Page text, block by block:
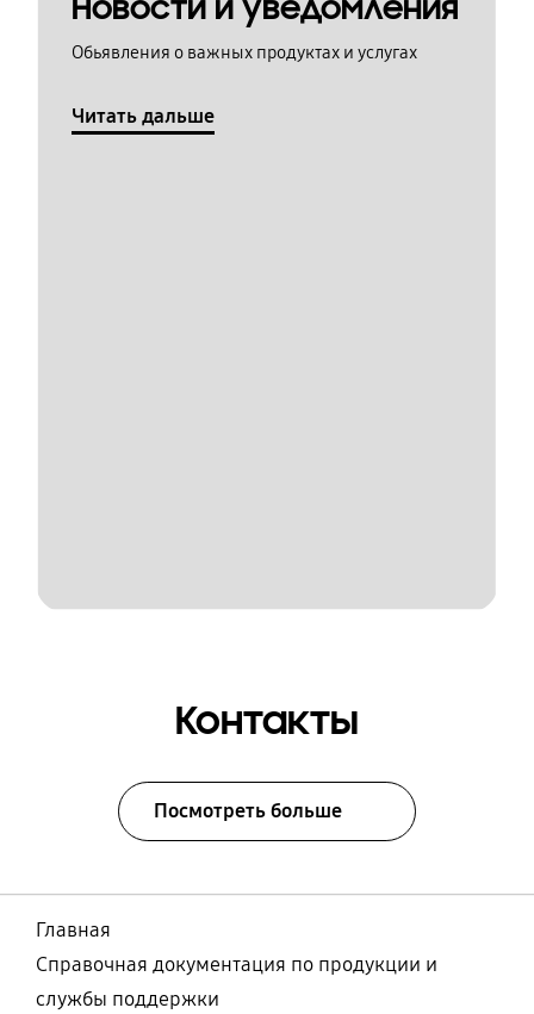
Обьявления о важных продуктах и услугах
Читать дальше
Контакты
Посмотреть больше
Главная
Справочная документация по продукции и
службы поддержки